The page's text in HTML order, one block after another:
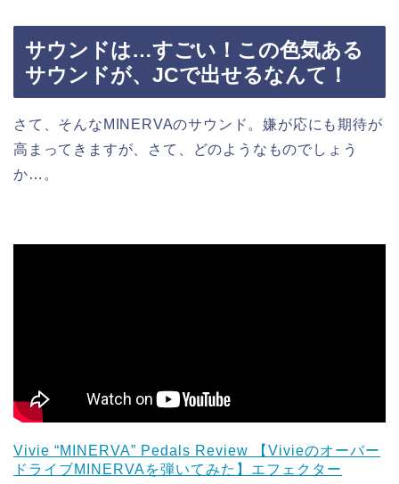
サウンドは…すごい！この色気ある
サウンドが、JCで出せるなんて！
さて、そんなMINERVAのサウンド。嫌が応にも期待が
高まってきますが、さて、どのようなものでしょう
か…。
Vivie “MINERVA” Pedals Review 【Vivieのオーバー
ドライブMINERVAを弾いてみた】エフェクター